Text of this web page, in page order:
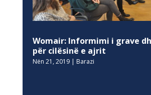
Womair: Informimi i grave
për cilësinë e ajrit
Nën 21, 2019| Barazi